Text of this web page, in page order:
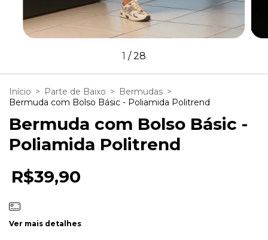
1 /28
Início > Parte de Baixo > Bermudas >
Bermuda com Bolso Básic - Poliamida Politrend
Bermuda com Bolso Básic -
Poliamida Politrend
R$39,90
Ver mais detalhes